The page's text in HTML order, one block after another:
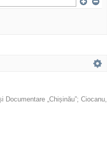
Documentare „Chișinău”; Ciocanu,